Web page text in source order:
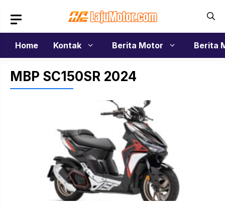
isi
Home
Kontak Berita Motor Berita
MBP SC150SR 2024